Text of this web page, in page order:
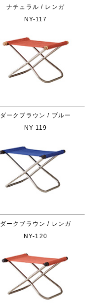
ナチュラル / レンガ
NY-117
ダークブラウン / ブルー
NY-119
ダークブラウン / レンガ
NY-120